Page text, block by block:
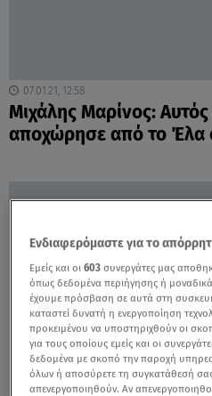
07.01.21, 12:58
Μιχάλης Μαρίνος:
αποχώρησε από το Έλα
Ενδιαφερόμαστε για το
Εμείς και οι603 συνεργάτες μας
όπως δεδομένα περιήγησης ή μοναδικά
έχουμε πρόσβαση σε αυτά στη
καταστεί δυνατή η ενεργοποίηση
προκειμένου να υποστηριχθούν οι
για τους οποίους εμείς και οι
δεδομένα με σκοπό την παροχή
όλων ή αποσύρετε τη συγκατάθεσή
απενεργοποιηθούν. Αν